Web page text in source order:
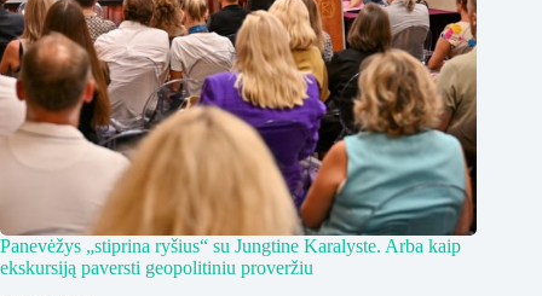
Panevėžys „stiprina ryšius“ su Jungtine Karalyste. Arba kaip
ekskursiją paversti geopolitiniu proveržiu